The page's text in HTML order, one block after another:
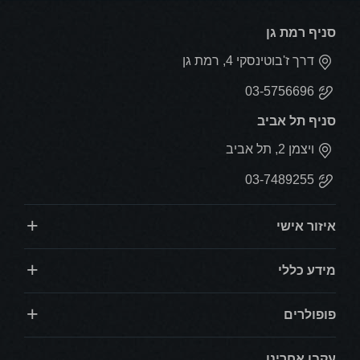
סניף רמת גן
דרך ז'בוטינסקי 4, רמת גן
03-5756696
סניף תל אביב
ויצמן 2, תל אביב
03-7489255
איזור אישי
מידע כללי
פופולרים